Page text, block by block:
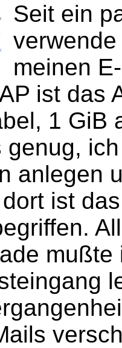
Seit ein
meinen
ist das
1 GiB
genug,
anlegen
ist